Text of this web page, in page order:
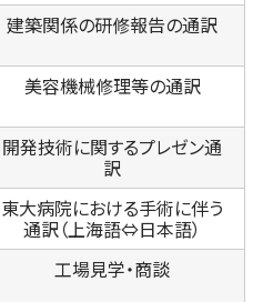
建築関係の研修報告の通訳
美容機械修理等の通訳
開発技術に関するプレゼン通
訳
東大病院における手術に伴う
通訳（上海語⇔日本語）
工場見学・商談